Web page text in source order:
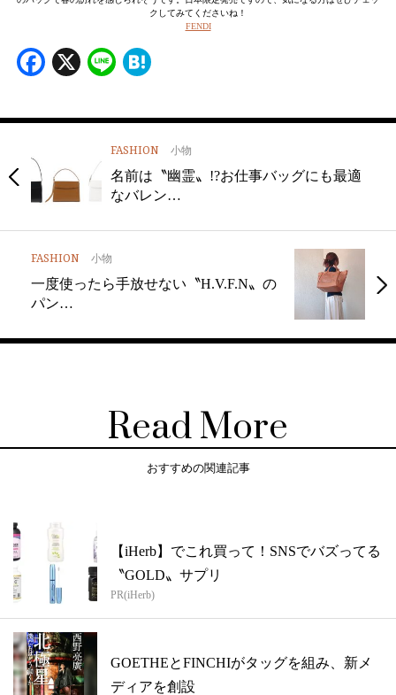
クしてみてくださいね！
FENDI
Facebook
X Line
FASHION 小物
名前は〝幽霊〟!?お仕事バッグにも最適
なバレン…
FASHION 小物
一度使ったら手放せない〝H.V.F.N〟の
パン…
Read More
おすすめの関連記事
【iHerb】でこれ買って！SNSでバズってる
〝GOLD〟サプリ
PR(iHerb)
GOETHEとFINCHIがタッグを組み、新メ
ディアを創設